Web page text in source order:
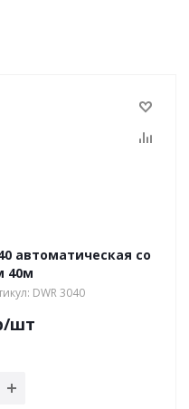
автоматическая со
40м
DWR 3040
/шт